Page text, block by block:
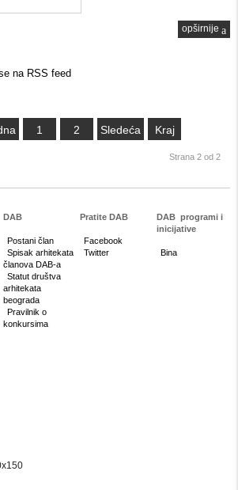
opširnije
na RSS feed
1 2 Sledeća Kraj
Strana 2 od 2
DAB
Postani član
Spisak arhitekata
članova DAB-a
Statut društva
arhitekata
beograda
Pravilnik o
konkursima
Pratite DAB
Facebook
Twitter
DAB programi i
inicijative
Bina